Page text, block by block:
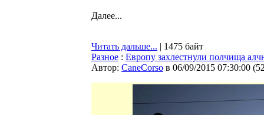
Далее...
Читать дальше... | 1475 байт
Разное : Европу захлестнули полчища
Автор: CaneCorso в 06/09/2015 07:30:00 (